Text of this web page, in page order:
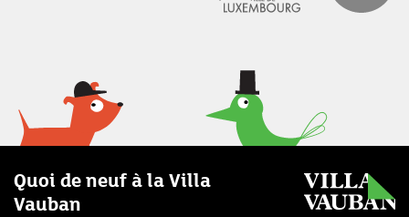
Quoi de neuf à la Villa
Vauban